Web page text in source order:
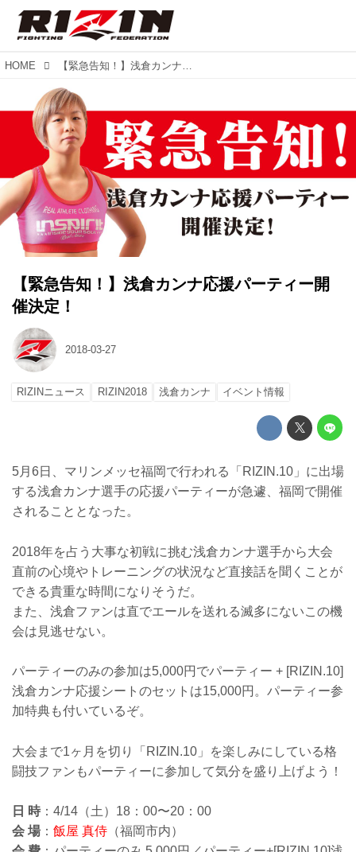
HOME 【緊急告知！】浅倉カンナ応援パーティー開催決定！
【緊急告知！】浅倉カンナ応援パーティー開
催決定！
2018-03-27
RIZINニュース RIZIN2018 浅倉カンナ イベント情報
5月6日、マリンメッセ福岡で行われる「RIZIN.10」に出場
する浅倉カンナ選手の応援パーティーが急遽、福岡で開催
されることとなった。
2018年を占う大事な初戦に挑む浅倉カンナ選手から大会
直前の心境やトレーニングの状況など直接話を聞くことが
できる貴重な時間になりそうだ。
また、浅倉ファンは直でエールを送れる滅多にないこの機
会は見逃せない。
パーティーのみの参加は5,000円でパーティー + [RIZIN.10]
浅倉カンナ応援シートのセットは15,000円。パーティー参
加特典も付いているぞ。
大会まで1ヶ月を切り「RIZIN.10」を楽しみにしている格
闘技ファンもパーティーに参加して気分を盛り上げよう！
日 時：4/14（土）18：00〜20：00
会 場： 飯屋 真侍 （福岡市内）